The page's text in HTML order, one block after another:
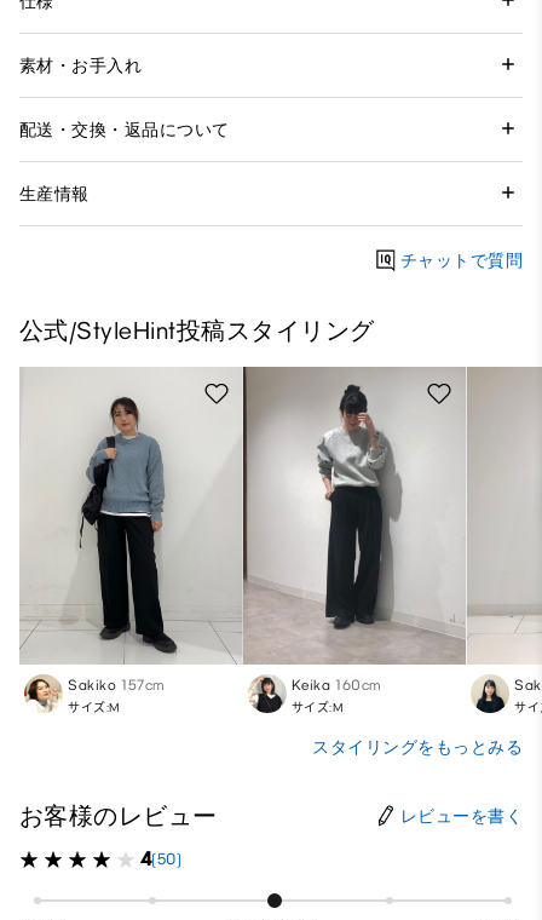
素材・お手入れ
配送・交換・返品について
生産情報
チャットで質問
公式/StyleHint投稿スタイリング
Sakiko 157cm
サイズ:M
Keika 160cm
サイズ:M サ
スタイリングをもっとみる
お客様のレビュー レビューを書く
4(50)